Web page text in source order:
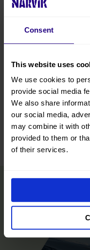
Consent
This website uses
We use cookies to
provide social media
We also share
our social media,
may combine it with
provided to them or
of their services.
Kart